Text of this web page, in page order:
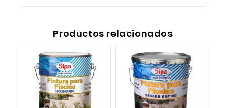
Productos relacionados